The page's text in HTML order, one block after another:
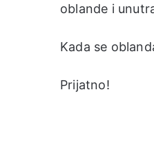
oblande i
Kada se
Prijatno!